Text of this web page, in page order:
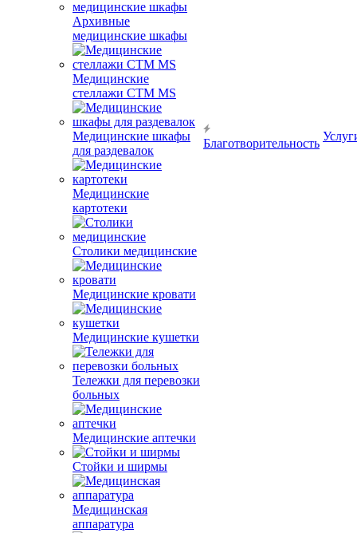
Архивные
медицинские шкафы
Медицинские
стеллажи CTM MS
Медицинские шкафы
для раздевалок
Медицинские
картотеки
Столики медицинские
Медицинские кровати
Медицинские кушетки
Тележки для перевозки
больных
Медицинские аптечки
Стойки и ширмы
Медицинская
аппаратура
Благотворительность